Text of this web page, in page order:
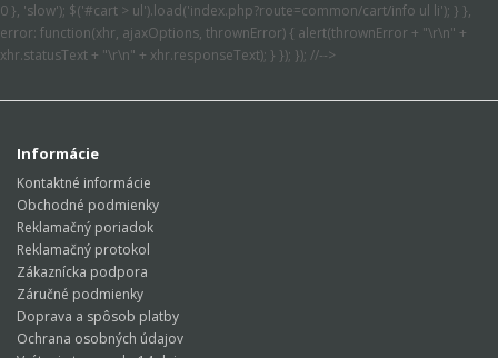
0 }, 'slow'); $('#cart > ul').load('index.php?route=common/cart/info ul li'); } },
error: function(xhr, ajaxOptions, thrownError) { alert(thrownError + "\r\n" +
xhr.statusText + "\r\n" + xhr.responseText); } }); }); //-->
Informácie
Kontaktné informácie
Obchodné podmienky
Reklamačný poriadok
Reklamačný protokol
Zákaznícka podpora
Záručné podmienky
Doprava a spôsob platby
Ochrana osobných údajov